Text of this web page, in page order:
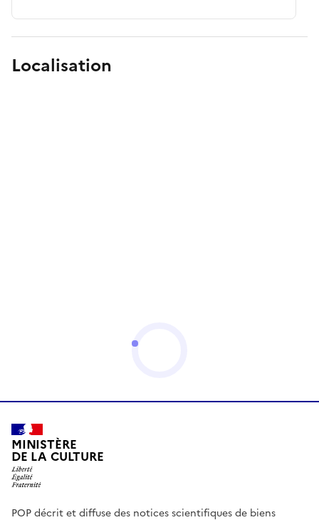
Localisation
MINISTÈRE
DE LA CULTURE
POP décrit et diffuse des notices scientifiques de biens